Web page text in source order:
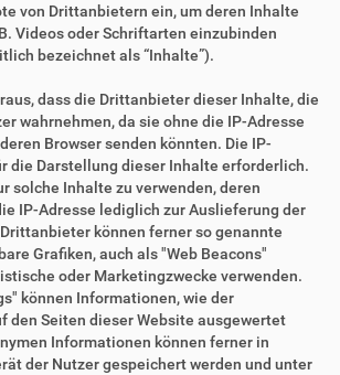
von Drittanbietern ein, um deren Inhalte
Videos oder Schriftarten einzubinden
bezeichnet als “Inhalte”).
dass die Drittanbieter dieser Inhalte, die
wahrnehmen, da sie ohne die IP-Adresse
Browser senden könnten. Die IP-
die Darstellung dieser Inhalte erforderlich.
solche Inhalte zu verwenden, deren
IP-Adresse lediglich zur Auslieferung der
können ferner so genannte
Grafiken, auch als "Web Beacons"
oder Marketingzwecke verwenden.
können Informationen, wie der
den Seiten dieser Website ausgewertet
Informationen können ferner in
der Nutzer gespeichert werden und unter